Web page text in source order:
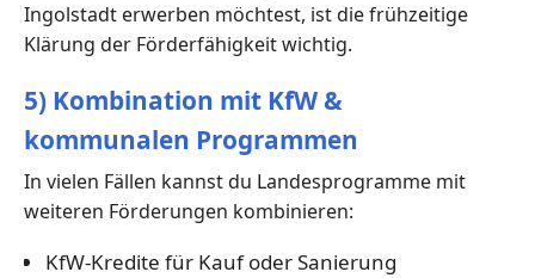
Ingolstadt erwerben möchtest, ist die frühzeitige
Klärung der Förderfähigkeit wichtig.
5) Kombination mit KfW &
kommunalen Programmen
In vielen Fällen kannst du Landesprogramme mit
weiteren Förderungen kombinieren:
KfW-Kredite für Kauf oder Sanierung